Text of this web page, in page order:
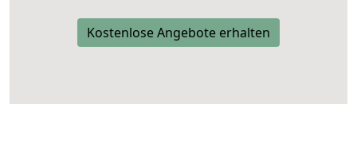
Kostenlose Angebote erhalten